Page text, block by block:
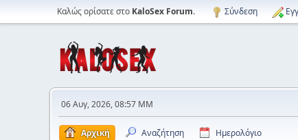
Καλώς ορίσατε στο KaloSex Forum. Σύνδεση
06 Αυγ, 2026, 08:57 ΜΜ
Αρχική Αναζήτηση Ημερολόγιο